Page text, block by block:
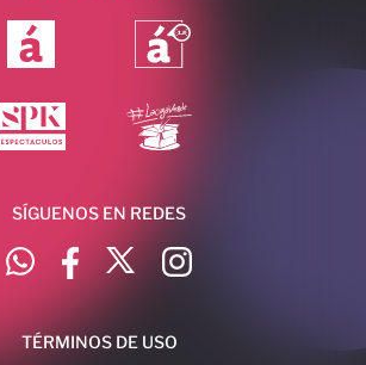
SÍGUENOS EN REDES
TÉRMINOS DE USO